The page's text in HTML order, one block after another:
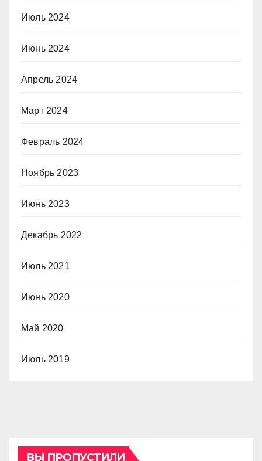
Июль 2024
Июнь 2024
Апрель 2024
Март 2024
Февраль 2024
Ноябрь 2023
Июнь 2023
Декабрь 2022
Июль 2021
Июнь 2020
Май 2020
Июль 2019
ВЫ ПРОПУСТИЛИ